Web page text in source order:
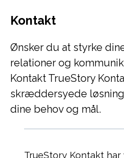
Kontakt
Ønsker du at styrke
relationer og
Kontakt TrueStory
skræddersyede
dine behov og mål.
TrueStory Kontakt